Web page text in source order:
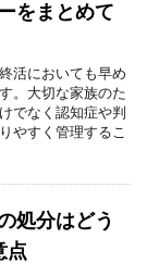
をまとめて
活においても早め
。大切な家族のた
でなく認知症や判
やすく管理するこ
処分はどう
点